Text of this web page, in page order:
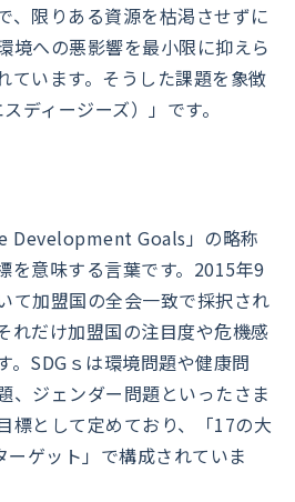
、限りある資源を枯渇させずに
境への悪影響を最小限に抑えら
ています。そうした課題を象徴
ディージーズ）」です。
Development Goals」の略称
を意味する言葉です。2015年9
て加盟国の全会一致で採択され
れだけ加盟国の注目度や危機感
。SDGｓは環境問題や健康問
、ジェンダー問題といったさま
標として定めており、「17の大
ゲット」で構成されていま